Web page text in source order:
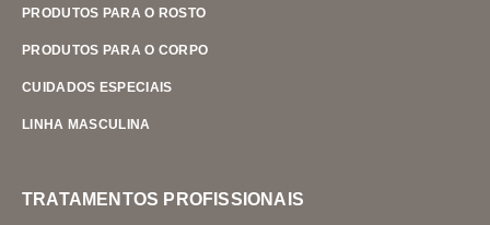
PRODUTOS PARA O ROSTO
PRODUTOS PARA O CORPO
CUIDADOS ESPECIAIS
LINHA MASCULINA
TRATAMENTOS PROFISSIONAIS